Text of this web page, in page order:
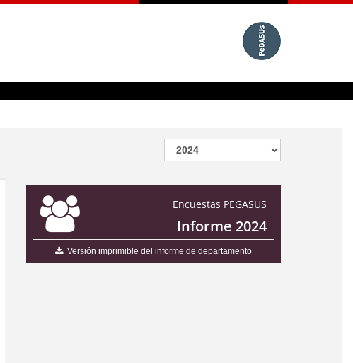
Encuestas PEGASUS
Informe 2024
Versión imprimible del informe de departamento